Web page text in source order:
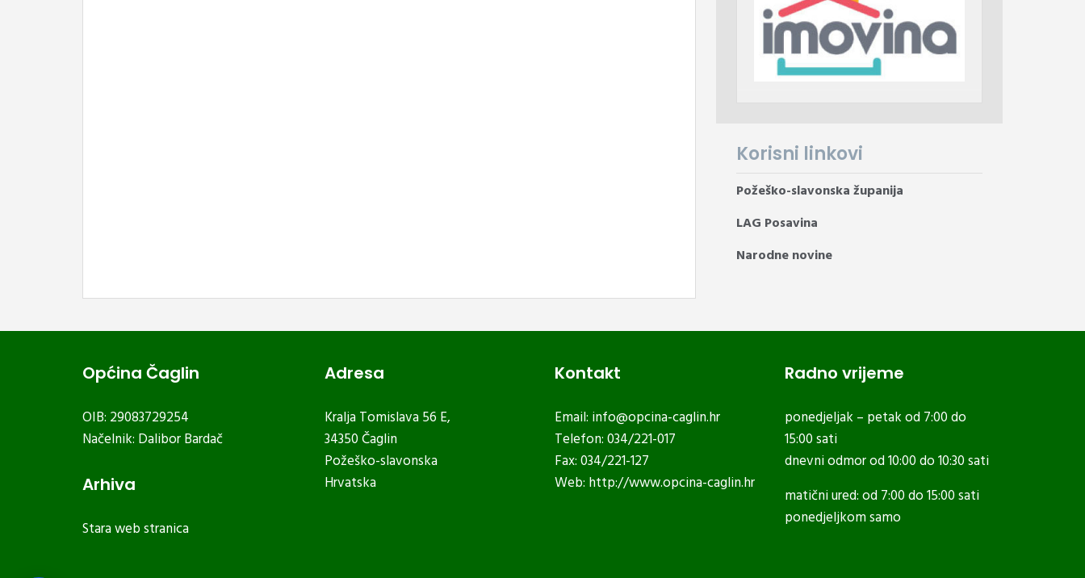
Korisni linkovi
Požeško-slavonska županija
LAG Posavina
Narodne novine
Općina Čaglin
OIB: 29083729254
Načelnik: Dalibor Bardač
Arhiva
Stara web stranica
Adresa
Kralja Tomislava 56 E,
34350 Čaglin
Požeško-slavonska
Hrvatska
Kontakt
Email: info@opcina-caglin.hr
Telefon: 034/221-017
Fax: 034/221-127
Web: http://www.opcina-caglin.hr
Radno vrijeme
ponedjeljak – petak od 7:00 do
15:00 sati
dnevni odmor od 10:00 do 10:30 sati
matični ured: od 7:00 do 15:00 sati
ponedjeljkom samo